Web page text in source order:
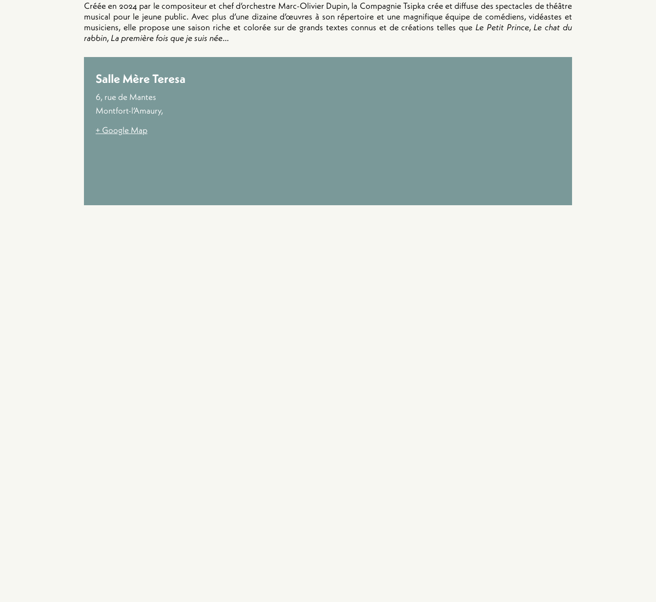
Créée en 2024 par le compositeur et chef d’orchestre Marc-Olivier Dupin, la Compagnie Tsipka crée et diffuse des spectacles de théâtre
musical pour le jeune public. Avec plus d’une dizaine d’œuvres à son répertoire et une magnifique équipe de comédiens, vidéastes et
musiciens, elle propose une saison riche et colorée sur de grands textes connus et de créations telles que Le Petit Prince,Le chat du
rabbin,La première fois que je suis née…
Salle Mère Teresa
6, rue de Mantes
Montfort-l’Amaury,
+ Google Map